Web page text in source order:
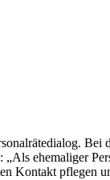
Bei
ehemaliger
Kontakt pflegen